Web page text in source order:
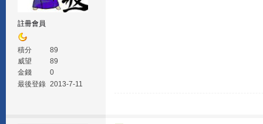
註冊會員
積分
89
威望
89
金錢
0
最後登錄 2013-7-11